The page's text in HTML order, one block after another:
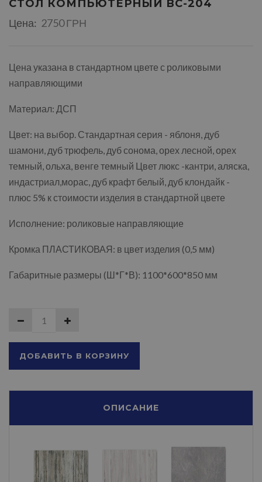
СТОЛ КОМПЬЮТЕРНЫЙ ВС-204
Цена: 2750 ГРН
Цена указана в стандартном цвете с роликовыми
направляющими
Материал: ДСП
Цвет: на выбор. Стандартная серия - яблоня, дуб
шамони, дуб трюфель, дуб сонома, орех лесной, орех
темный, ольха, венге темный Цвет люкс -кантри, аляска,
индастриал,морас, дуб крафт белый, дуб клондайк -
плюс 5% к стоимости изделия в стандартной цвете
Исполнение: роликовые направляющие
Кромка ПЛАСТИКОВАЯ: в цвет изделия (0,5 мм)
Габаритные размеры (Ш*Г*В): 1100*600*850 мм
ДОБАВИТЬ В КОРЗИНУ
ОПИСАНИЕ